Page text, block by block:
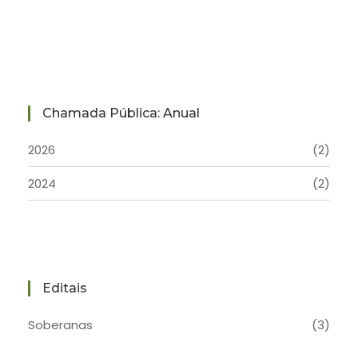
Chamada Pública: Anual
2026
(2)
2024
(2)
Editais
Soberanas
(3)